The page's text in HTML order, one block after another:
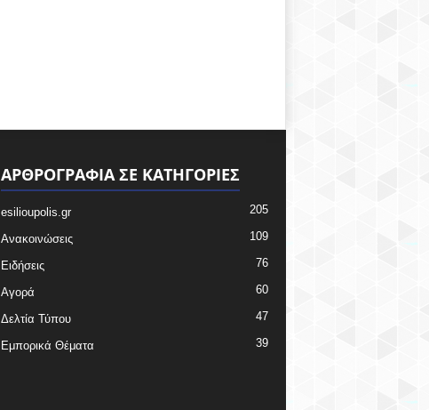
ΑΡΘΡΟΓΡΑΦΙΑ ΣΕ ΚΑΤΗΓΟΡΙΕΣ
esilioupolis.gr 205
Ανακοινώσεις 109
Ειδήσεις 76
Αγορά 60
Δελτία Τύπου 47
Εμπορικά Θέματα 39